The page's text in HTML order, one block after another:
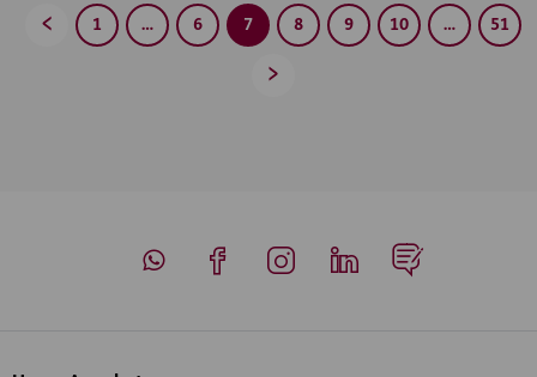
Zurück1 … 6 7 8 9 10 … 51
Vorwärts